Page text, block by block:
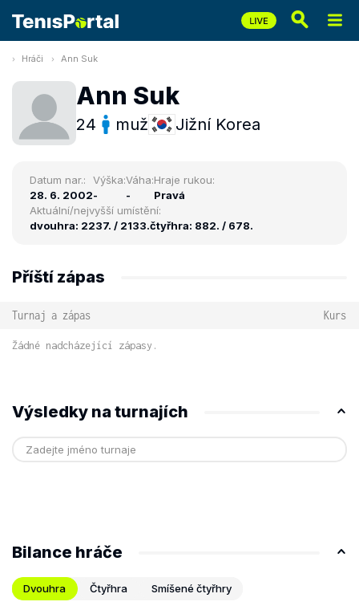
Hráči Ann Suk
Ann Suk
24 muž Jižní Korea
Datum nar.:
28. 6. 2002
Výška:
-
Váha:
-
Hraje rukou:
Pravá
Aktuální/nejvyšší umístění:
dvouhra: 2237. / 2133.čtyřhra: 882. / 678.
Příští zápas
Turnaj a zápas Kurs
Žádné nadcházející zápasy.
Výsledky na turnajích
Bilance hráče
Dvouhra Čtyřhra Smíšené čtyřhry